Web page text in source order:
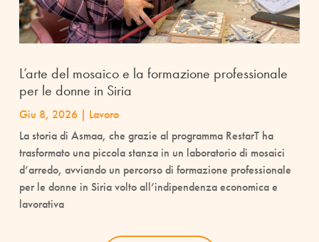
L’arte del mosaico e la formazione professionale
per le donne in Siria
Giu 8, 2026| Lavoro
La storia di Asmaa, che grazie al programma RestarT ha
trasformato una piccola stanza in un laboratorio di mosaici
d’arredo, avviando un percorso di formazione professionale
per le donne in Siria volto all’indipendenza economica e
lavorativa